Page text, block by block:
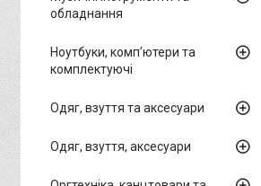
обладнання
Ноутбуки, комп’ютери та
комплектуючі
Одяг, взуття та аксесуари
Одяг, взуття, аксесуари